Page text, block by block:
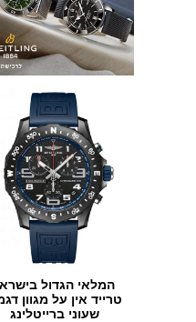
המלאי הגדול בישראל
טרייד אין על מגוון דגמים
שעוני ברייטלינג